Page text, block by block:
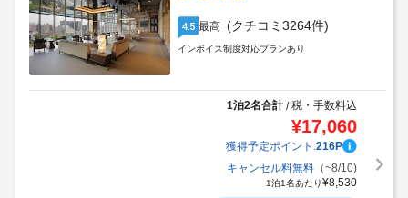
4.5 最高 (クチコミ3264件)
インボイス制度対応プランあり
1泊2名合計/税・手数料込
¥17,060
獲得予定ポイント:216P
キャンセル料無料（~8/10)
1泊1名あたり¥8,530